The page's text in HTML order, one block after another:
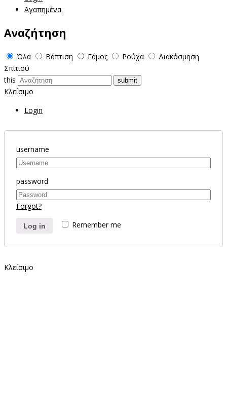
Αγαπημένα
Αναζήτηση
Όλα Βάπτιση Γάμος Ρούχα
Διακόσμηση
Σπιτιού
this
Κλείσιμο
Login
username
password
Forgot?
Remember me
Log in
Κλείσιμο